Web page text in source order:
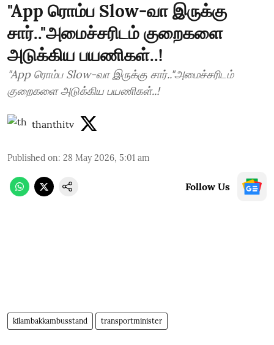
"App ரொம்ப Slow-வா இருக்கு
சார்.."அமைச்சரிடம் குறைகளை
அடுக்கிய பயணிகள்..!
"App ரொம்ப Slow-வா இருக்கு சார்.."அமைச்சரிடம்
குறைகளை அடுக்கிய பயணிகள்..!
thanthitv
Published on: 28 May 2026, 5:01 am
Follow Us
kilambakkambusstand transportminister